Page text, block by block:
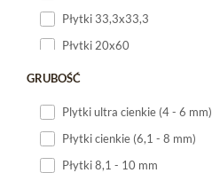
Płytki 33,3x33,3
Płytki 20x60
Płytki 20x120
GRUBOŚĆ
Plytki ultra cienkie (4 - 6 mm)
Płytki cienkie (6,1 - 8 mm)
Płytki 8,1 - 10 mm